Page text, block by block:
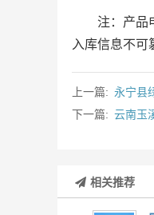
注：产品
入库信息不可
上一篇: 永宁县
下一篇: 云南玉
相关推荐